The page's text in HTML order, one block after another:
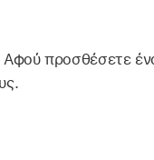
Αφού προσθέσετε